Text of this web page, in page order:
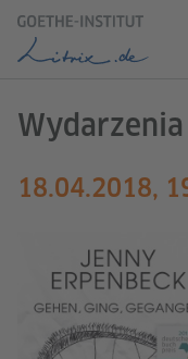
Wydarzenia
18.04.2018,